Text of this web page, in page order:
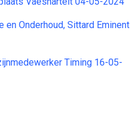
en Onderhoud, Sittard Eminent
Timing 16-05-